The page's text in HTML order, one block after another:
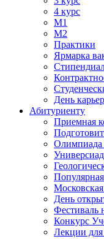
4 курс
М1
М2
Практики
Ярмарка
День
Абитуриенту
Приемная
Олимпиада
День
Фестиваль
Конкурс
Лекции